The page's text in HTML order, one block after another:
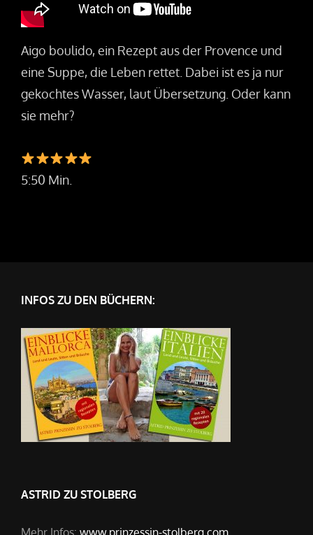
Aigo boulido, ein Rezept aus der Provence und
eine Suppe, die Leben rettet. Dabei ist es ja nur
gekochtes Wasser, laut Übersetzung. Oder kann
sie mehr?
5:50 Min.
INFOS ZU DEN BÜCHERN:
ASTRID ZU STOLBERG